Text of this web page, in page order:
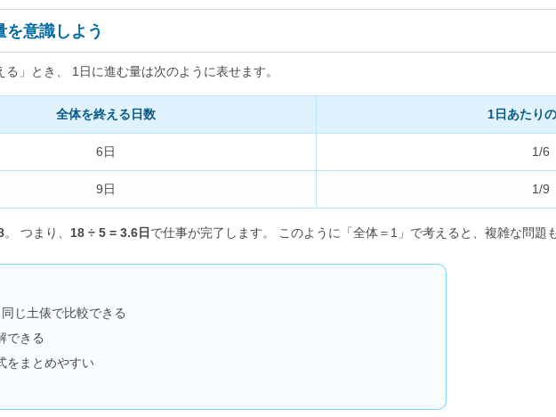
意識しよう
」とき、 1日に進む量は次のように表せます。
全体を終える日数 1日あたり
6日 1/6
9日 1/9
。 つまり、 18 ÷ 5 = 3.6日 で仕事が完了します。 このように「全体＝1」で考えると、複雑な問題
じ土俵で比較できる
できる
をまとめやすい